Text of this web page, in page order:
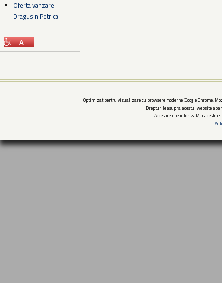
Oferta vanzare
Dragusin Petrica
Optimizat pentru vizualizare cu browsere moderne (Google Chrome,
Drepturile asupra acestui website
Accesarea neautorizată a acestui